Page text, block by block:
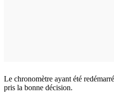
Le chronomètre ayant été
pris la bonne décision.